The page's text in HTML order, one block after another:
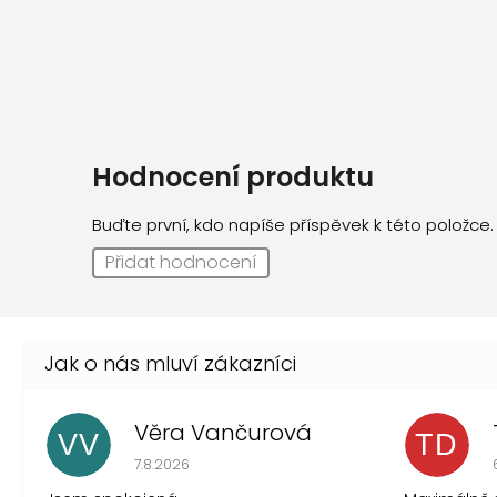
Hodnocení produktu
Buďte první, kdo napíše příspěvek k této položce.
Přidat hodnocení
VV Věra Vančurová
Hodnocení obchodu je 5 z 5 hvězdiček.
7.8.2026
TD